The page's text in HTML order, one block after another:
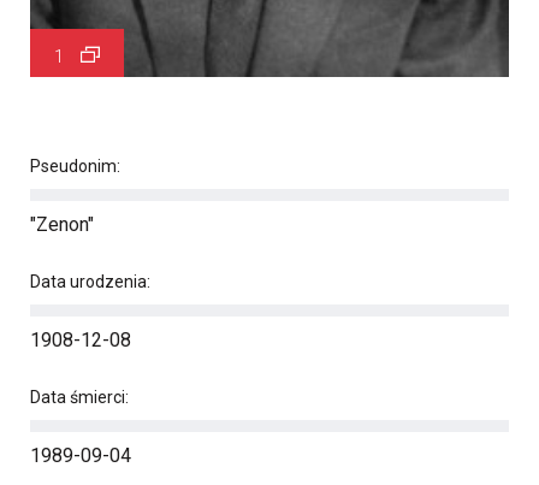
1
Pseudonim:
"Zenon"
Data urodzenia:
1908-12-08
Data śmierci:
1989-09-04